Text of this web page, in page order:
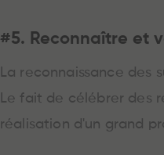
#5. Reconnaître et
La reconnaissance des
Le fait de célébrer des
réalisation d'un grand